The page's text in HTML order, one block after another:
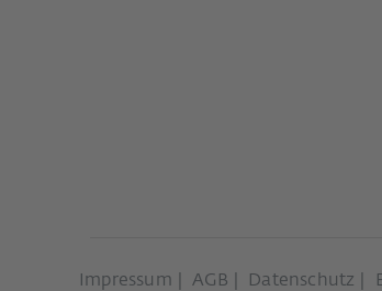
Impressum AGB Datenschutz